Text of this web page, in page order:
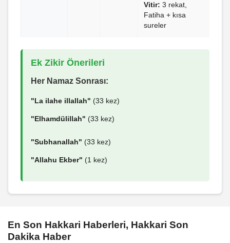
Vitir: 3 rekat,
Fatiha + kısa
sureler
Ek Zikir Önerileri
Her Namaz Sonrası:
"La ilahe illallah" (33 kez)
"Elhamdülillah" (33 kez)
"Subhanallah" (33 kez)
"Allahu Ekber" (1 kez)
En Son Hakkari Haberleri, Hakkari Son
Dakika Haber